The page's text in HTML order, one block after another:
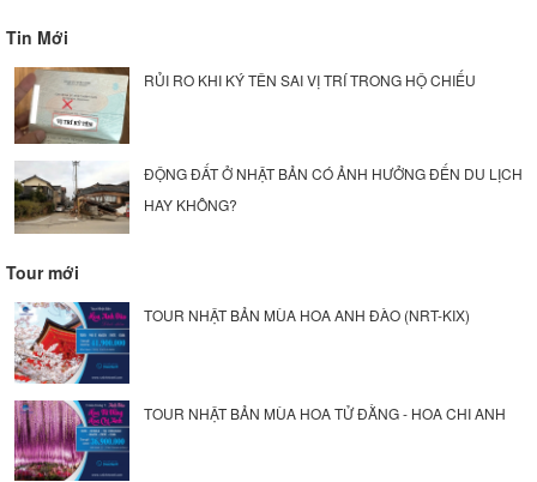
Tin Mới
RỦI RO KHI KÝ TÊN SAI VỊ TRÍ TRONG HỘ CHIẾU
ĐỘNG ĐẤT Ở NHẬT BẢN CÓ ẢNH HƯỞNG ĐẾN DU LỊCH
HAY KHÔNG?
Tour mới
TOUR NHẬT BẢN MÙA HOA ANH ĐÀO (NRT-KIX)
TOUR NHẬT BẢN MÙA HOA TỬ ĐẰNG - HOA CHI ANH